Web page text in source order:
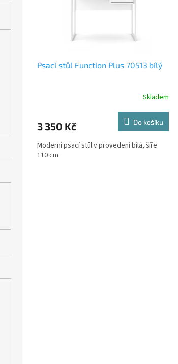
Psací stůl Function Plus 70513 bílý
Skladem
3 350 Kč Do košíku
Moderní psací stůl v provedení bílá, šíře
110 cm